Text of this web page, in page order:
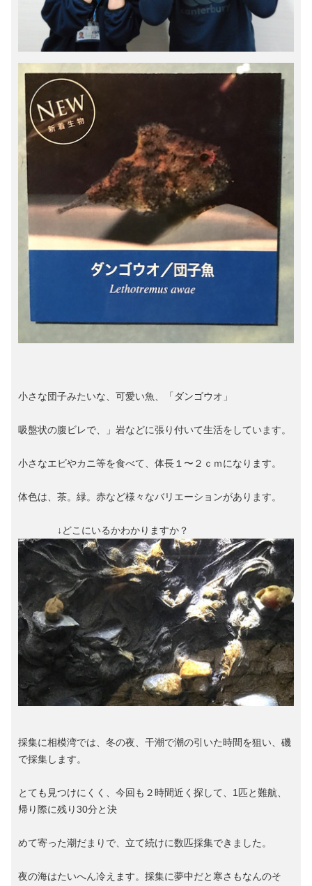
小さな団子みたいな、可愛い魚、「ダンゴウオ」
吸盤状の腹ビレで、」岩などに張り付いて生活をしています。
小さなエビやカニ等を食べて、体長１〜２ｃｍになります。
体色は、茶。緑。赤など様々なバリエーションがあります。
↓どこにいるかわかりますか？
採集に相模湾では、冬の夜、干潮で潮の引いた時間を狙い、磯
で採集します。
とても見つけにくく、今回も２時間近く探して、1匹と難航、
帰り際に残り30分と決
めて寄った潮だまりで、立て続けに数匹採集できました。
夜の海はたいへん冷えます。採集に夢中だと寒さもなんのそ